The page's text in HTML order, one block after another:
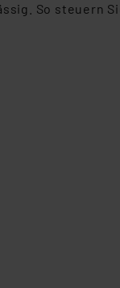
So steuern